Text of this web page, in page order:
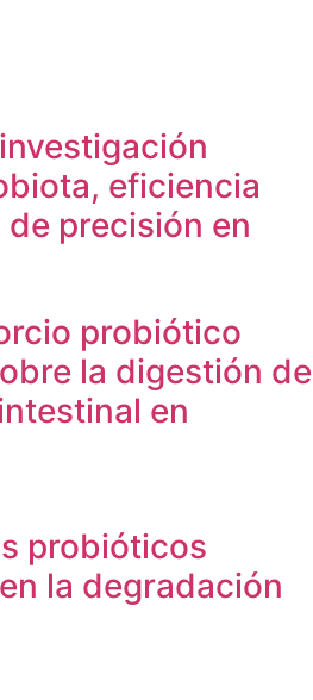
eficiencia
precisión en
probiótico
la digestión de
en
probióticos
la degradación